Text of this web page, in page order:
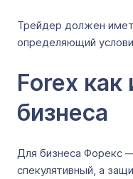
Трейдер должен
определяющий
Forex как
бизнеса
Для бизнеса Форекс
спекулятивный, а